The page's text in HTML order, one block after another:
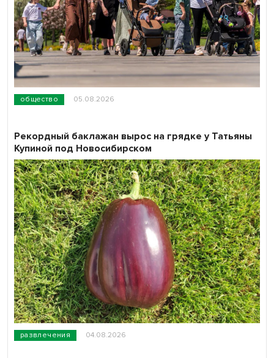
общество 05.08.2026
развлечения 04.08.2026
Рекордный баклажан вырос на грядке у Татьяны
Купиной под Новосибирском